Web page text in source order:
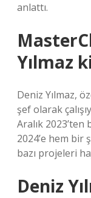
anlattı.
Yılmaz
Deniz Yılmaz,
şef olarak
Aralık
2024’e hem bir
bazı projeleri
Deniz